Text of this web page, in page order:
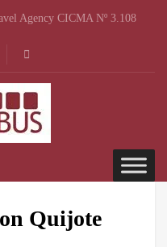
Agency CICMA Nº 3.108
Quijote